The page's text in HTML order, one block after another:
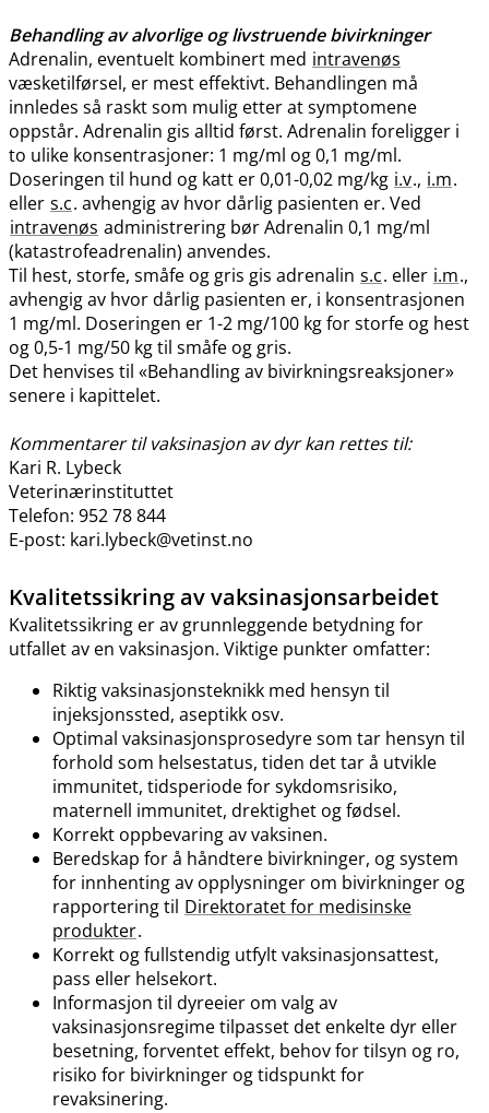
Behandling av alvorlige og livstruende bivirkninger
Adrenalin, eventuelt kombinert med intravenøs
væsketilførsel, er mest effektivt. Behandlingen må
innledes så raskt som mulig etter at symptomene
oppstår. Adrenalin gis alltid først. Adrenalin foreligger i
to ulike konsentrasjoner: 1 mg/ml og 0,1 mg​/​ml.
Doseringen til hund og katt er 0,01-0,02 mg/kg i.v., i.m.
eller s.c. avhengig av hvor dårlig pasienten er. Ved
intravenøs administrering bør Adrenalin 0,1 mg/ml
(katastrofeadrenalin) anvendes.
Til hest, storfe, småfe og gris gis adrenalin s.c. eller i.m.,
avhengig av hvor dårlig pasienten er, i konsentrasjonen
1 mg​/​ml. Doseringen er 1-2 mg/100 kg for storfe og hest
og 0,5-1 mg/50 kg til småfe og gris.
Det henvises til «Behandling av bivirkningsreaksjoner»
senere i kapittelet.
Kommentarer til vaksinasjon av dyr kan rettes til:
Kari R. Lybeck
Veterinærinstituttet
Telefon: 952 78 844
E-post: kari.lybeck@vetinst.no
Kvalitetssikring av vaksinasjonsarbeidet
Kvalitetssikring er av grunnleggende betydning for
utfallet av en vaksinasjon. Viktige punkter omfatter:
Riktig vaksinasjonsteknikk med hensyn til
injeksjonssted, aseptikk osv.
Optimal vaksinasjonsprosedyre som tar hensyn til
forhold som helsestatus, tiden det tar å utvikle
immunitet, tidsperiode for sykdomsrisiko,
maternell immunitet, drektighet og fødsel.
Korrekt oppbevaring av vaksinen.
Beredskap for å håndtere bivirkninger, og system
for innhenting av opplysninger om bivirkninger og
rapportering til Direktoratet for medisinske
produkter.
Korrekt og fullstendig utfylt vaksinasjonsattest,
pass eller helsekort.
Informasjon til dyreeier om valg av
vaksinasjonsregime tilpasset det enkelte dyr eller
besetning, forventet effekt, behov for tilsyn og ro,
risiko for bivirkninger og tidspunkt for
revaksinering.